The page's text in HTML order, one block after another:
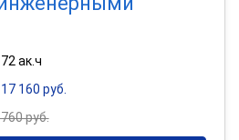
ак.ч
160 руб.
руб.